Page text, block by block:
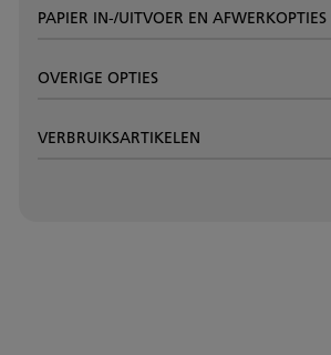
PAPIER IN-/UITVOER EN AFWERKOPTIES
OVERIGE OPTIES
VERBRUIKSARTIKELEN